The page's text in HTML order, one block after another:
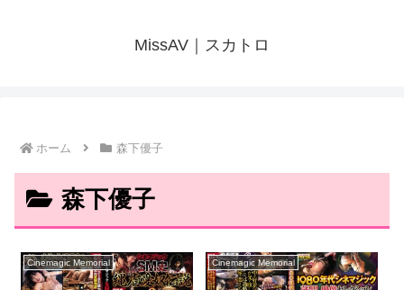
MissAV｜スカトロ
ホーム 森下優子
森下優子
Cinemagic Memorial Cinemagic Memorial